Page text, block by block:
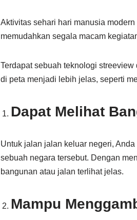
Aktivitas sehari hari manusia
memudahkan segala macam
Terdapat sebuah teknologi
di peta menjadi lebih jelas, seperti
Dapat Melihat
Untuk jalan jalan keluar negeri,
sebuah negara tersebut. Dengan
bangunan atau jalan terlihat jelas.
Mampu